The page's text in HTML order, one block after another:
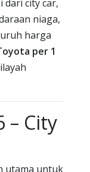
dari city car,
niaga,
harga
per 1
– City
utama untuk